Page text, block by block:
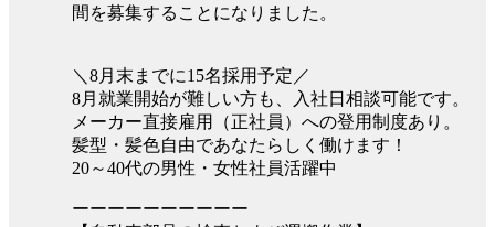
間を募集することになりました。
＼8月末までに15名採用予定／
8月就業開始が難しい方も、入社日相談可能です。
メーカー直接雇用（正社員）への登用制度あり。
髪型・髪色自由であなたらしく働けます！
20～40代の男性・女性社員活躍中
ーーーーーーーーーー